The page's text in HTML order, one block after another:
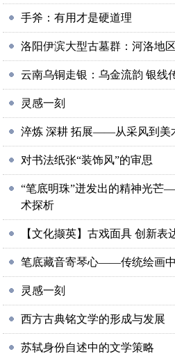
手斧：有用才是硬道理
洛阳伊滨大型古墓群：河洛地
云南乌铜走银：乌金流韵 银线
灵感一刻
淬炼 深耕 拓展——从采风到美
对书法纸张“装饰风”的审思
“笔底明珠”迸发出的精神光
术探析
【文化撷英】古戏面具 创新表
笔底藏音寄琴心——传统绘画
灵感一刻
西方古典铭文学的形成与发展
苏轼身份自述中的文学策略